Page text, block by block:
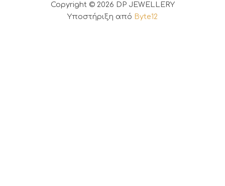
Copyright © 2026 DP JEWELLERY
Υποστήριξη από Byte12